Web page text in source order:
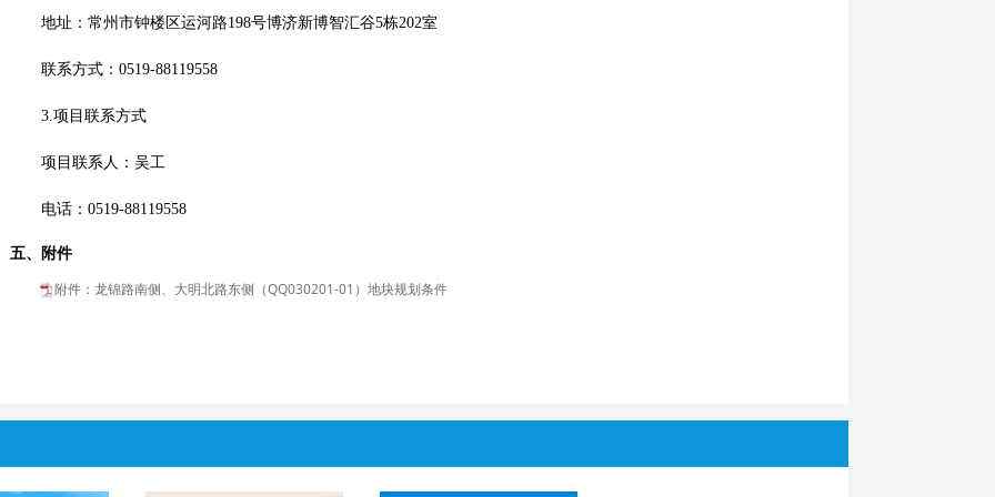
地址：常州市钟楼区运河路198号博济新博智汇谷5栋202室
联系方式： 0519-88119558
3.项目联系方式
项目联系人：吴工
电话： 0519-88119558
五、附件
附件：龙锦路南侧、大明北路东侧（QQ030201-01）地块规划条件